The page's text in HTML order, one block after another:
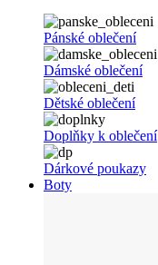
Pánské oblečení
Dámské oblečení
Dětské oblečení
Doplňky k oblečení
Dárkové poukazy
Boty